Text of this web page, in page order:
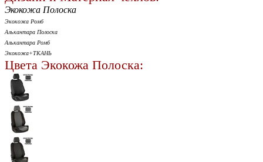
Экокожа Полоска
Экокожа Ромб
Алькантара Полоска
Алькантара Ромб
Экокожа+ТКАНЬ
Цвета Экокожа Полоска: